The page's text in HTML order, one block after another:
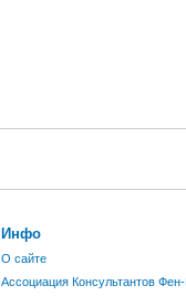
Инфо
О сайте
Ассоциация Консультантов